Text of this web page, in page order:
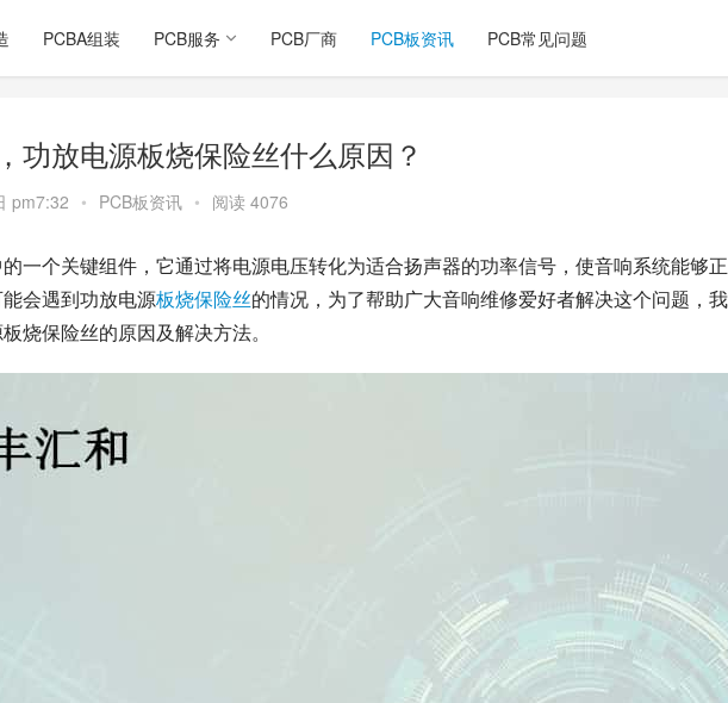
PCBA组装 PCB服务 PCB厂商 PCB板资讯 PCB常见问题
功放电源板烧保险丝什么原因？
pm7:32 • PCB板资讯 • 阅读 4076
一个关键组件，它通过将电源电压转化为适合扬声器的功率信号，使音响系统能够
会遇到功放电源板烧保险丝的情况，为了帮助广大音响维修爱好者解决这个问题，
烧保险丝的原因及解决方法。